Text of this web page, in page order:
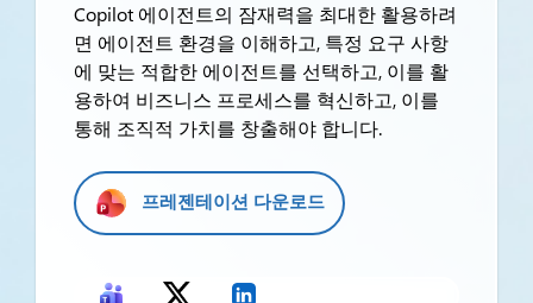
Copilot 에이전트의 잠재력을 최대한 활용하려
면 에이전트 환경을 이해하고, 특정 요구 사항
에 맞는 적합한 에이전트를 선택하고, 이를 활
용하여 비즈니스 프로세스를 혁신하고, 이를
통해 조직적 가치를 창출해야 합니다.
프레젠테이션 다운로드